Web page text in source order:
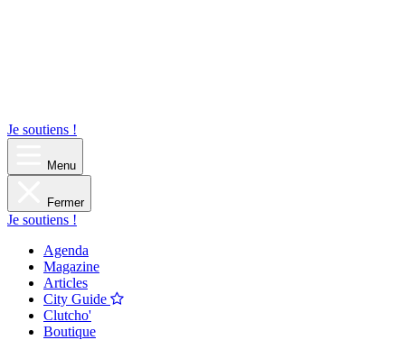
Je soutiens !
Menu
Fermer
Je soutiens !
Agenda
Magazine
Articles
City Guide
Clutcho'
Boutique